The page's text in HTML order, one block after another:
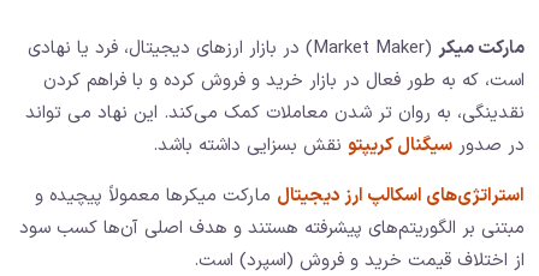
مارکت میکر
(Market Maker) در بازار ارزهای دیجیتال، فرد یا نهادی
است، که به طور فعال در بازار خرید و فروش کرده و با فراهم کردن
نقدینگی، به روان‌ تر شدن معاملات کمک می‌کند. این نهاد می تواند
در صدور سیگنال کریپتو نقش بسزایی داشته باشد.
استراتژی‌های اسکالپ ارز دیجیتال مارکت میکرها معمولاً پیچیده و
مبتنی بر الگوریتم‌های پیشرفته هستند و هدف اصلی آن‌ها کسب سود
از اختلاف قیمت خرید و فروش (اسپرد) است.